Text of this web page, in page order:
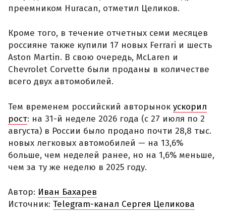
преемником Huracan, отметил Целиков.
Кроме того, в течение отчетных семи месяцев
россияне также купили 17 новых Ferrari и шесть
Aston Martin. В свою очередь, McLaren и
Chevrolet Corvette были проданы в количестве
всего двух автомобилей.
Тем временем российский авторынок ускорил
рост: на 31-й неделе 2026 года (с 27 июля по 2
августа) в России было продано почти 28,8 тыс.
новых легковых автомобилей — на 13,6%
больше, чем неделей ранее, но на 1,6% меньше,
чем за ту же неделю в 2025 году.
Автор: Иван Бахарев
Источник: Telegram-канал Сергея Целикова